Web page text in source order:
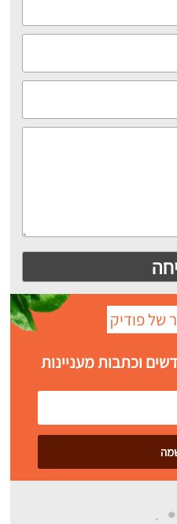
של פודיק
וכתבות מעניינות